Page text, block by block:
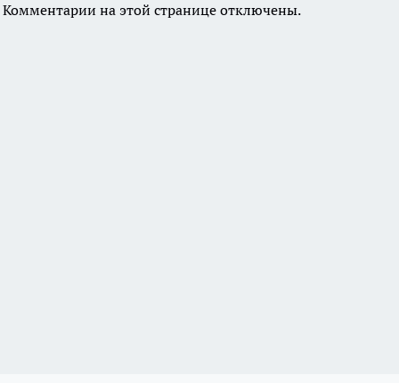
Комментарии на этой странице отключены.